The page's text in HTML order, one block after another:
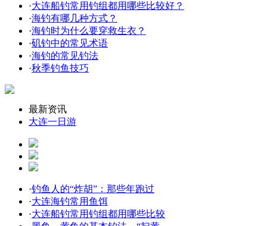
·大连船钓常用钓组都用哪些比较好？
·海钓有哪几种方式？
·海钓时为什么要穿救生衣？
·矶钓中的常见术语
·海钓的常见钓法
·秋季钓鱼技巧
最新资讯
大连一日游
·钓鱼人的“炸胡”：那些年跑过
·大连海钓常用鱼饵
·大连船钓常用钓组都用哪些比较